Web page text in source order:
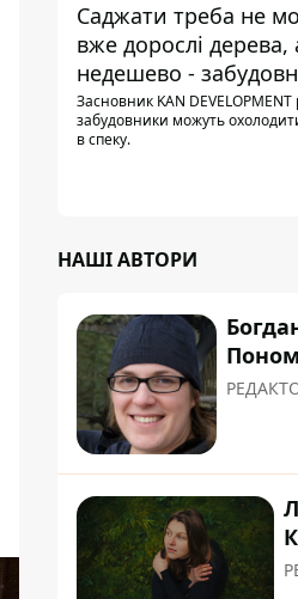
Саджати треба не
вже дорослі дерева,
недешево -
Ніконов
Засновник KAN DEVELOPMENT
забудовники можуть
в спеку.
НАШІ АВТОРИ